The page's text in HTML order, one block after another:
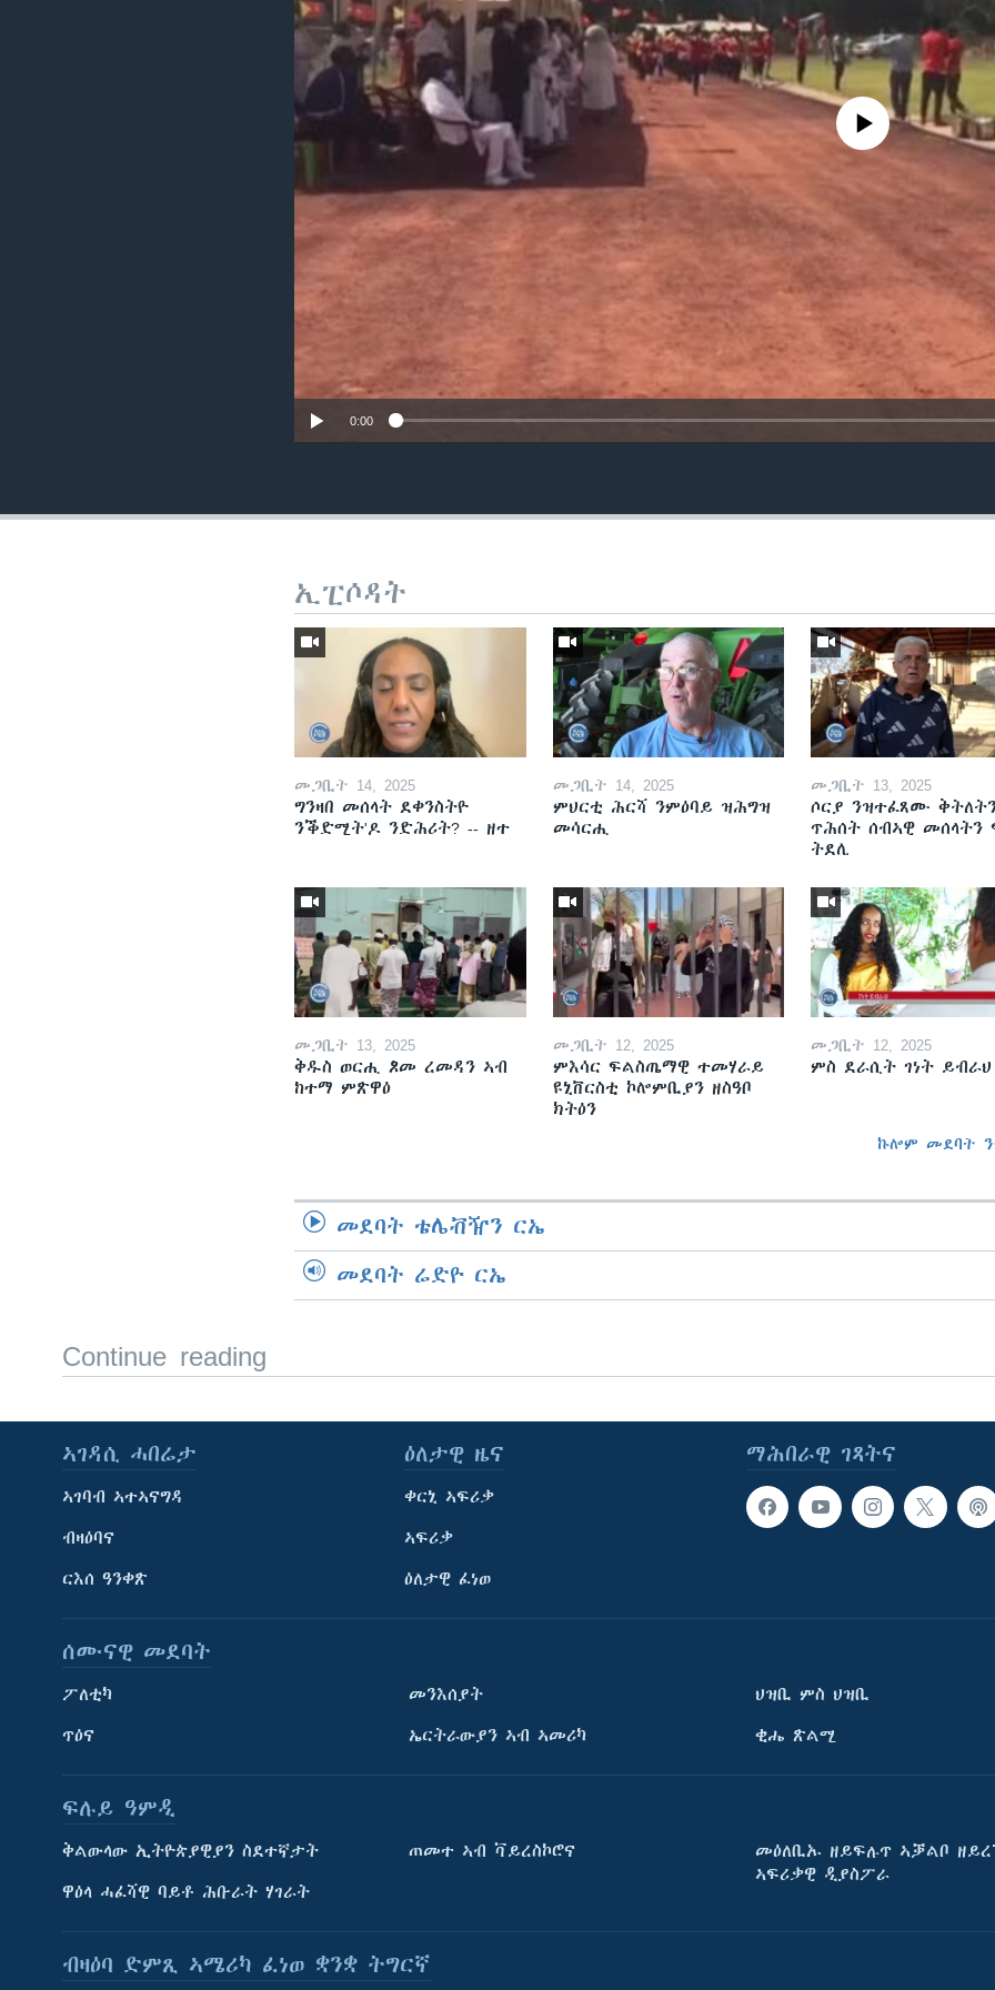
ትምህርቲ እንግሊዝኛ
ማሕበራዊ ገጻትና
No media source currently
0:00
ኢፒሶዳት
መጋቢት 14, 2025
ግንዛበ መሰላት ደቀንስትዮ
ንቕድሚት'ዶ ንድሕሪት? -- ዘተ
መጋቢት 14, 2025
ምህርቲ ሕርሻ ንምዕባይ ዝሕግዝ
መሳርሒ
መጋቢት 13, 2025
ሶርያ ንዝተፈጸሙ
ጥሕሰት ሰብኣዊ መሰላትን
ትደሊ
መጋቢት 13, 2025
ቅዱስ ወርሒ ጾመ ረመዳን ኣብ
ከተማ ምጽዋዕ
መጋቢት 12, 2025
ምእሳር ፍልስጤማዊ ተመሃራይ
ዩኒቨርስቲ ኮሎምቢያን ዘስዓቦ
ክትዕን
መጋቢት 12, 2025
ምስ ደራሲት ገነት ይብራህ
ኩሎም መደባት
መደባት ቴሌቭዥን ርኤ
መደባት ሬድዮ ርኤ
Continue reading
ማሕበራዊ ገጻትና
ኣገዳሲ ሓበሬታ
ኣገባብ ኣተኣናግዳ
ብዛዕባና
ርእሰ ዓንቀጽ
ዕለታዊ ዜና
ቀርኒ ኣፍሪቃ
ኣፍሪቃ
ዕለታዊ ፈነወ
ሰሙናዊ መደባት
ፖለቲካ
ጥዕና
መንእሰያት
ኤርትራውያን ኣብ ኣመሪካ
ህዝቢ ምስ ህዝቢ
ቂሔ ጽልሚ
ፍሉይ ዓምዲ
ቅልውላው ኢትዮጵያዊያን ስደተኛታት
ዋዕላ ሓፈሻዊ ባይቶ ሕቡራት ሃገራት
ጠመተ ኣብ ቫይረስኮሮና
መዕለቢኡ ዘይፍሉጥ ኣቓልቦ
ኣፍሪቃዊ ዲያስፖራ
ብዛዕባ ድምጺ ኣሜሪካ ፈነወ ቋንቋ ትግርኛ